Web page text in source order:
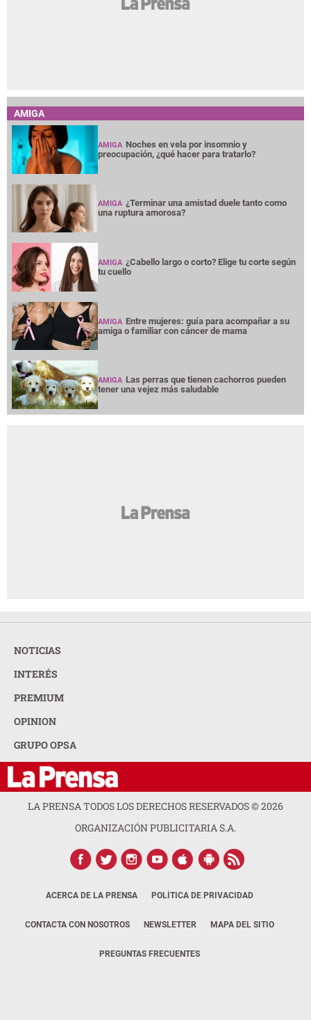
AMIGA
AMIGA Noches en vela por insomnio y
preocupación, ¿qué hacer para tratarlo?
AMIGA ¿Terminar una amistad duele tanto como
una ruptura amorosa?
AMIGA ¿Cabello largo o corto? Elige tu corte según
tu cuello
AMIGA Entre mujeres: guía para acompañar a su
amiga o familiar con cáncer de mama
AMIGA Las perras que tienen cachorros pueden
tener una vejez más saludable
NOTICIAS
INTERÉS
PREMIUM
OPINION
GRUPO OPSA
LA PRENSA TODOS LOS DERECHOS RESERVADOS ©2026
ORGANIZACIÓN PUBLICITARIA S.A.
ACERCA DE LA PRENSA POLÍTICA DE PRIVACIDAD
CONTACTA CON NOSOTROS NEWSLETTER MAPA DEL SITIO
PREGUNTAS FRECUENTES